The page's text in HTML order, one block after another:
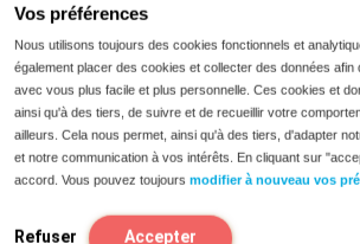
Vos préférences
Nous utilisons toujours des cookies fonctionnels et
également placer des cookies et collecter des données afin
avec vous plus facile et plus personnelle. Ces cookies et
ainsi qu'à des tiers, de suivre et de recueillir votre
ailleurs. Cela nous permet, ainsi qu'à des tiers, d'adapter
et notre communication à vos intérêts. En cliquant sur
accord. Vous pouvez toujours modifier à nouveau vos
Refuser Accepter
Conseils pour une
FODMAP bien
Une cuisine Low FODMAP
lorsqu’elle est organisée et
ingrédients sous la main. Lisez